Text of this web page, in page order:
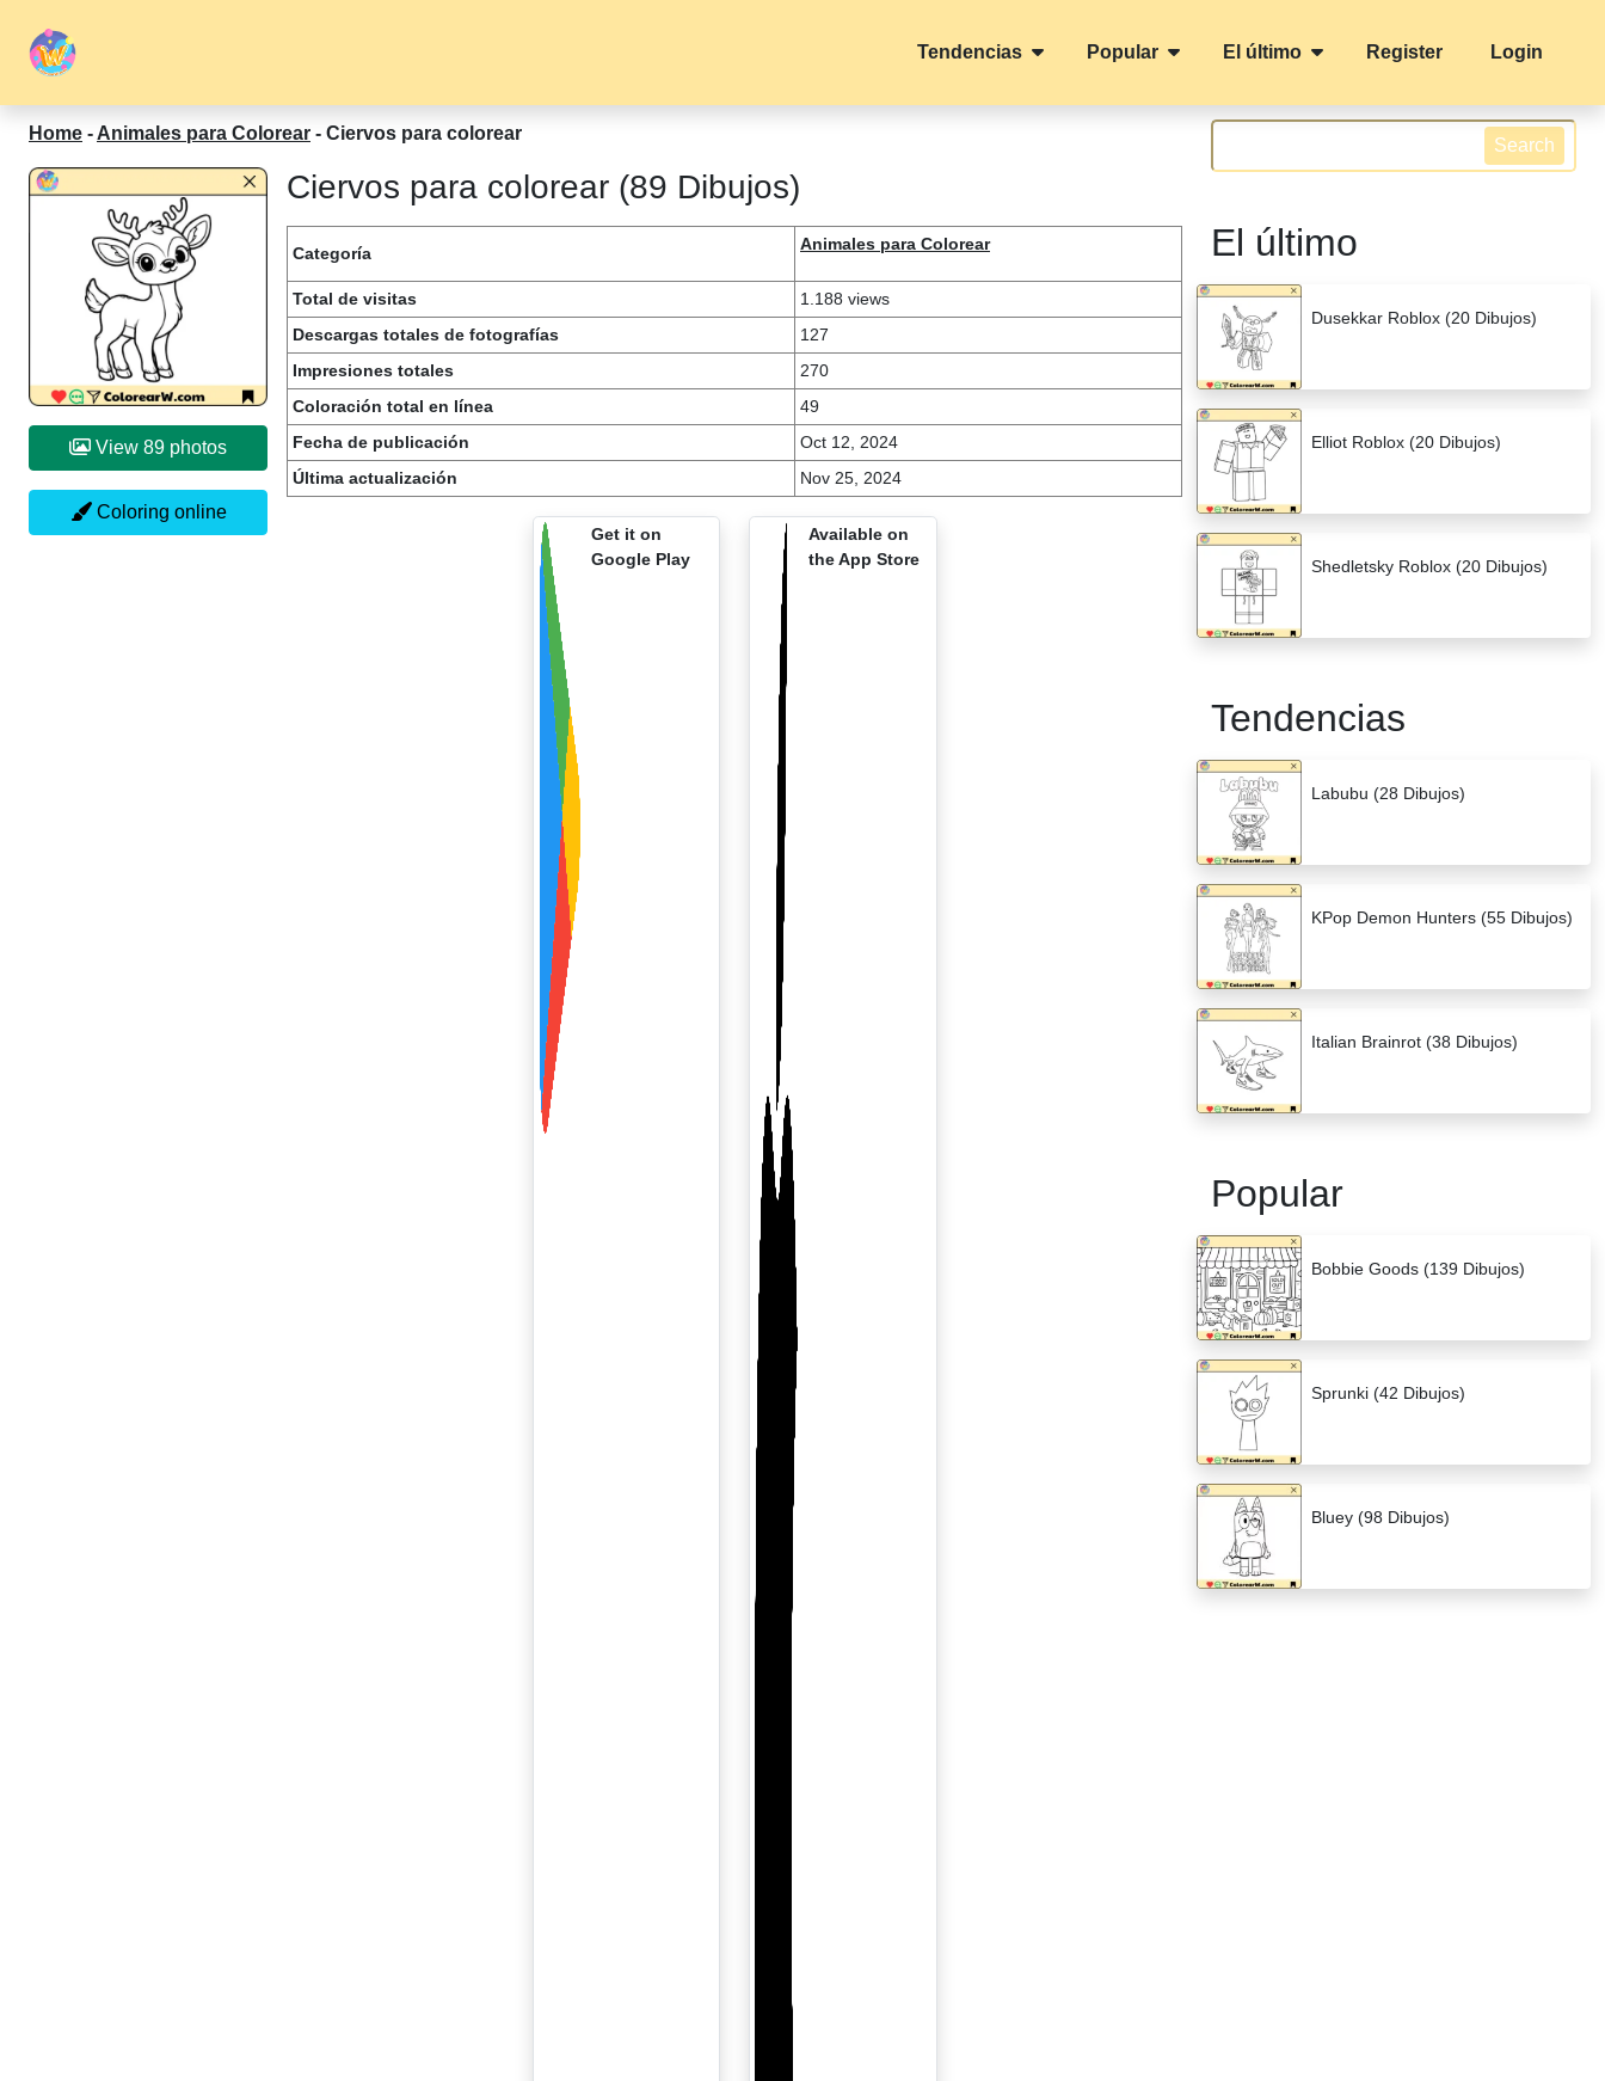
Tendencias Popular El último Register Login
Home - Animales para Colorear - Ciervos para colorear
View 89 photos
Coloring online
Ciervos para colorear (89 Dibujos)
Categoría Animales para Colorear
Total de visitas
1.188 views
Descargas totales de fotografías
127
Impresiones totales
270
Coloración total en línea
49
Fecha de publicación
Oct 12, 2024
Última actualización
Nov 25, 2024
Get it on
Google Play
Available on
the App Store
Search
El último
Dusekkar Roblox (20 Dibujos)
Elliot Roblox (20 Dibujos)
Shedletsky Roblox (20 Dibujos)
Tendencias
Labubu (28 Dibujos)
KPop Demon Hunters (55 Dibujos)
Italian Brainrot (38 Dibujos)
Popular
Bobbie Goods (139 Dibujos)
Sprunki (42 Dibujos)
Bluey (98 Dibujos)